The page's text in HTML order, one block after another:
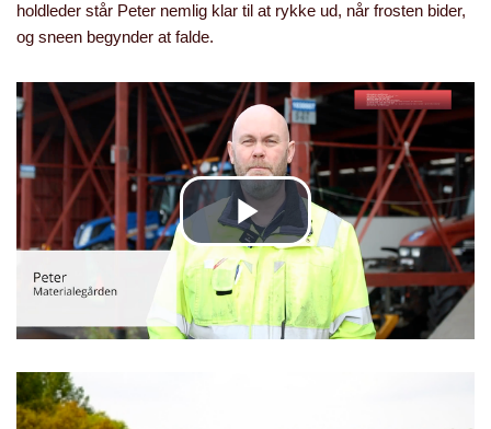
holdleder står Peter nemlig klar til at rykke ud, når frosten bider,
og sneen begynder at falde.